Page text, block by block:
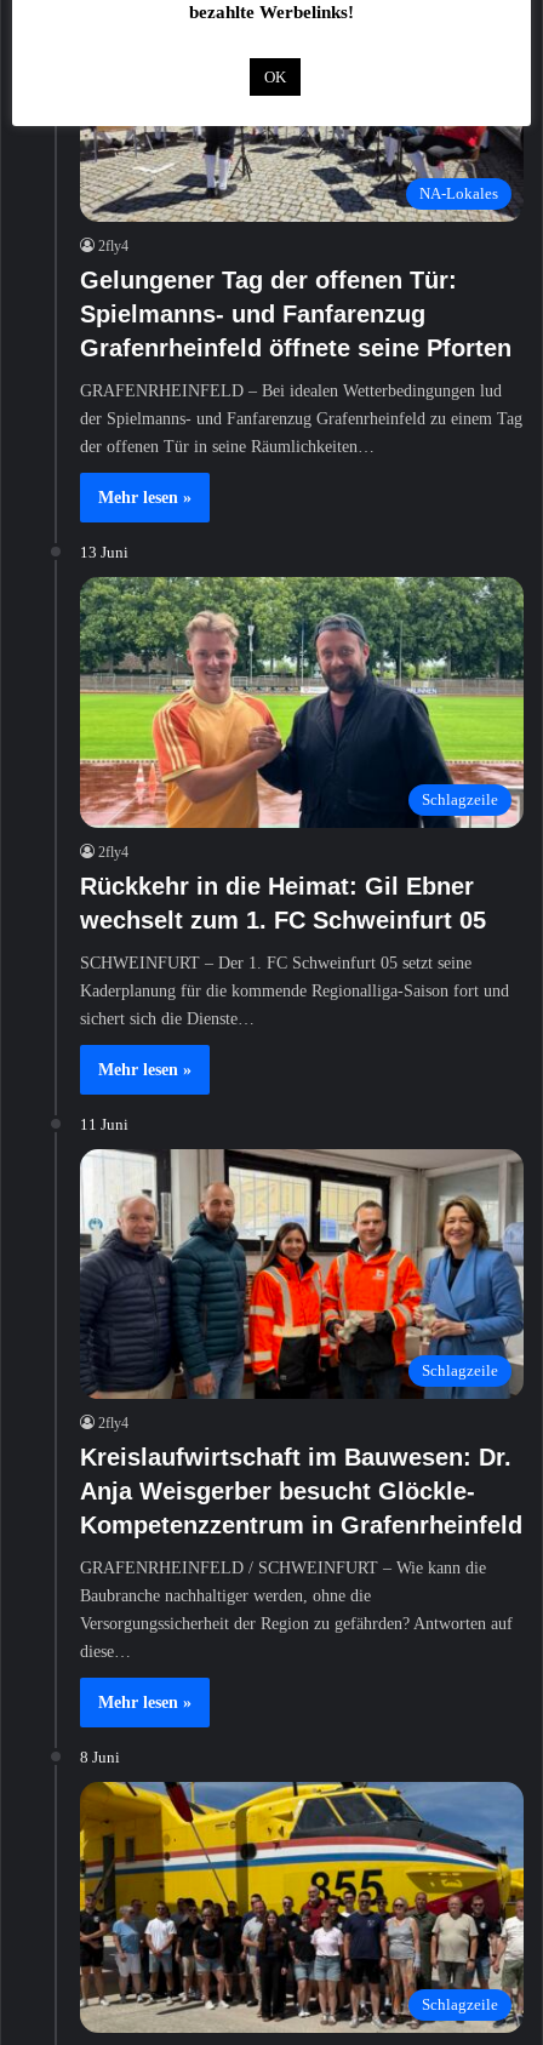
NA-Lokales
2fly4
Gelungener Tag der offenen Tür:
Spielmanns- und Fanfarenzug
Grafenrheinfeld öffnete seine Pforten
GRAFENRHEINFELD – Bei idealen Wetterbedingungen lud
der Spielmanns- und Fanfarenzug Grafenrheinfeld zu einem Tag
der offenen Tür in seine Räumlichkeiten…
Mehr lesen »
13 Juni
Schlagzeile
2fly4
Rückkehr in die Heimat: Gil Ebner
wechselt zum 1. FC Schweinfurt 05
SCHWEINFURT – Der 1. FC Schweinfurt 05 setzt seine
Kaderplanung für die kommende Regionalliga-Saison fort und
sichert sich die Dienste…
Mehr lesen »
11 Juni
Schlagzeile
2fly4
Kreislaufwirtschaft im Bauwesen: Dr.
Anja Weisgerber besucht Glöckle-
Kompetenzzentrum in Grafenrheinfeld
GRAFENRHEINFELD / SCHWEINFURT – Wie kann die
Baubranche nachhaltiger werden, ohne die
Versorgungssicherheit der Region zu gefährden? Antworten auf
diese…
Mehr lesen »
8 Juni
Schlagzeile
bezahlte Werbelinks!
OK